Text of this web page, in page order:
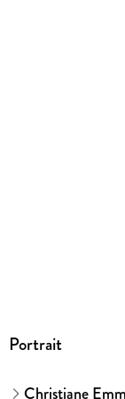
Portrait
Christiane